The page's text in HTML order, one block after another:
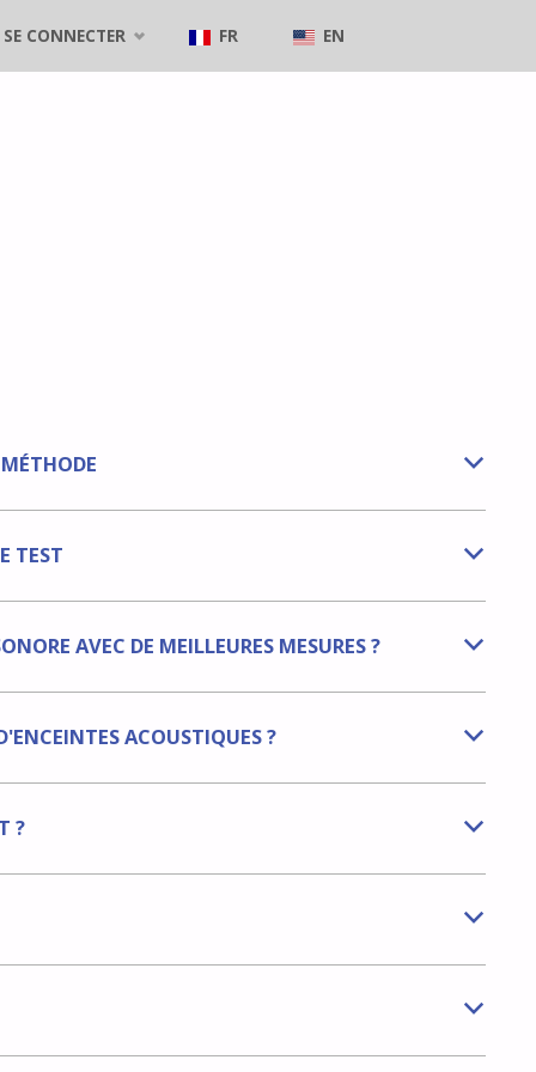
SE CONNECTER FR EN
b
b
TEST
b
AVEC DE MEILLEURES MESURES ?
b
ACOUSTIQUES ?
b
?
b
b